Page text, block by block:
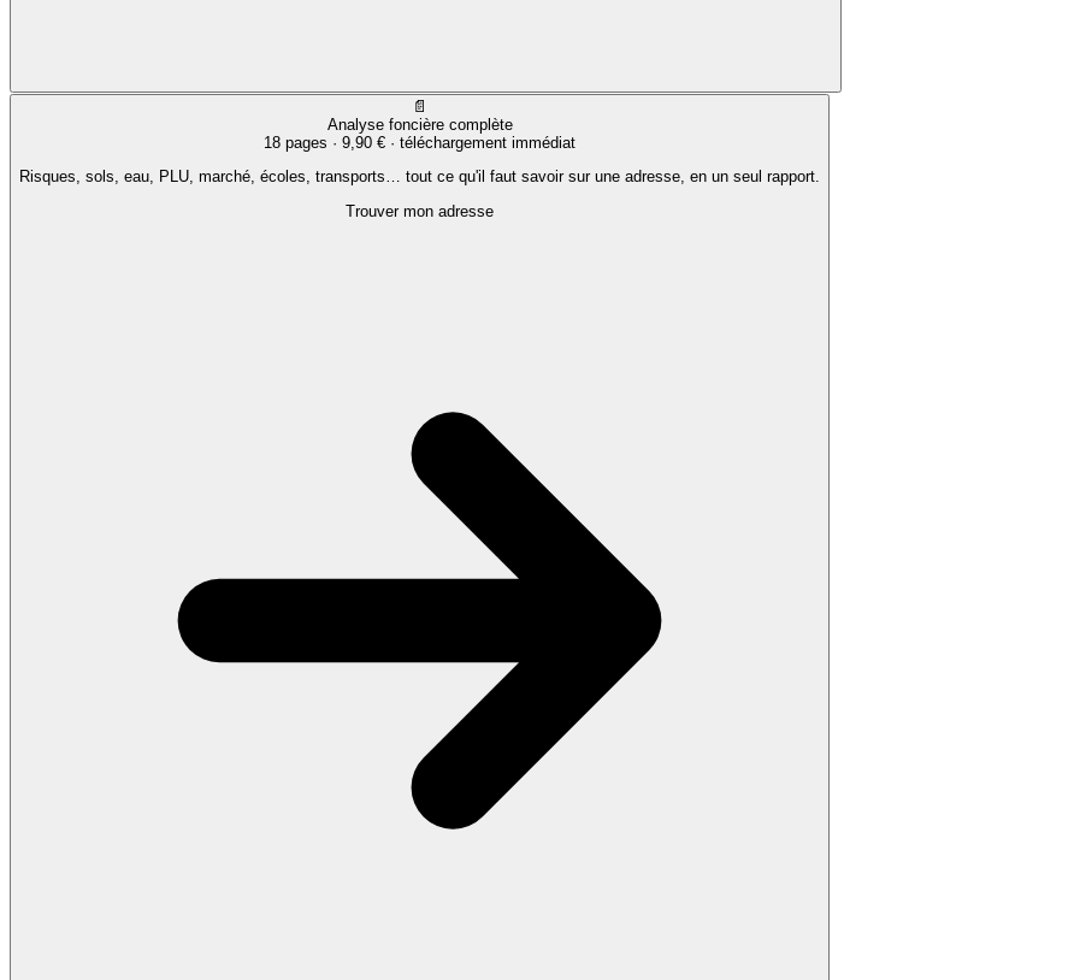
📄
Analyse foncière complète
18 pages · 9,90 € · téléchargement immédiat
Risques, sols, eau, PLU, marché, écoles, transports… tout ce qu'il faut savoir sur une adresse, en un seul rapport.
Trouver mon adresse